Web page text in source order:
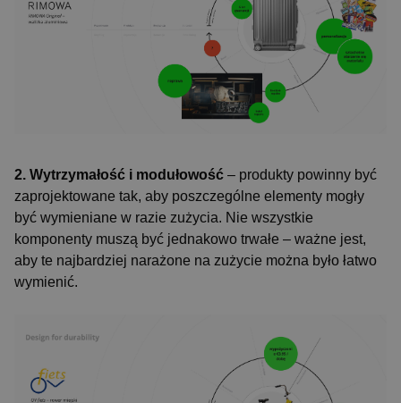
2. Wytrzymałość i modułowość – produkty powinny być
zaprojektowane tak, aby poszczególne elementy mogły
być wymieniane w razie zużycia. Nie wszystkie
komponenty muszą być jednakowo trwałe – ważne jest,
aby te najbardziej narażone na zużycie można było łatwo
wymienić.